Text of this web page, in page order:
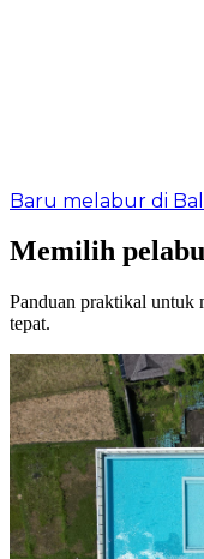
Baru melabur di
Memilih
Panduan praktikal untuk
tepat.